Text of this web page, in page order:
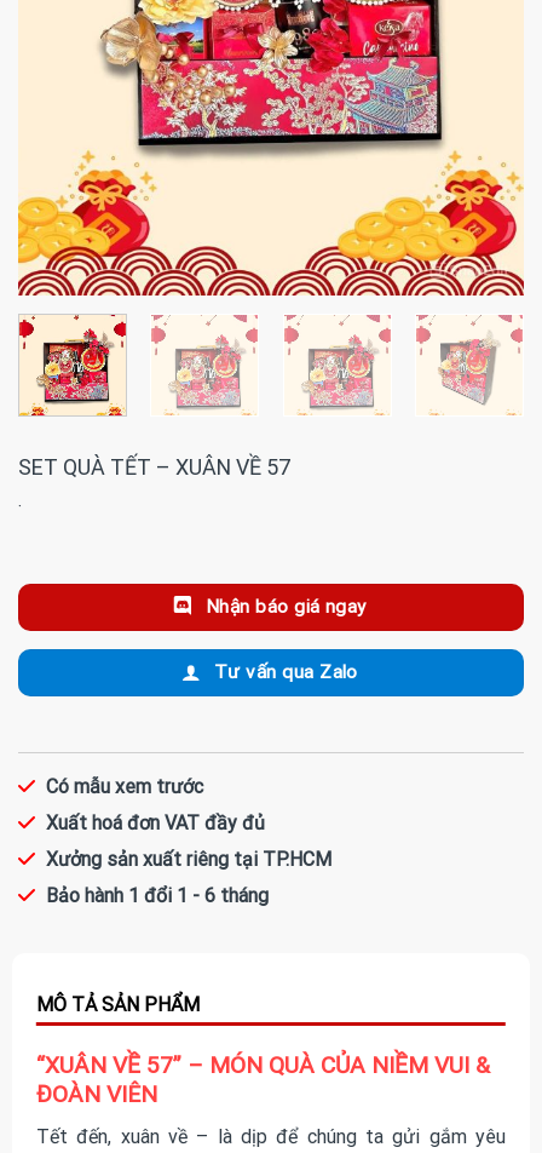
SET QUÀ TẾT – XUÂN VỀ 57
·
Nhận báo giá ngay
Tư vấn qua Zalo
Có mẫu xem trước
Xuất hoá đơn VAT đầy đủ
Xưởng sản xuất riêng tại TP.HCM
Bảo hành 1 đổi 1 - 6 tháng
“XUÂN VỀ 57” – MÓN QUÀ CỦA NIỀM VUI &
ĐOÀN VIÊN
Tết đến, xuân về – là dịp để chúng ta gửi gắm yêu